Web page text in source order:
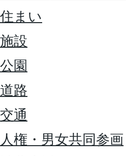
住まい
施設
公園
道路
交通
人権・男女共同参画